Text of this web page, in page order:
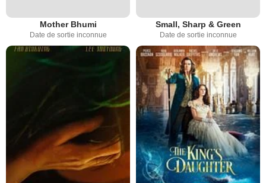
Mother Bhumi
Date de sortie inconnue
Small, Sharp & Green
Date de sortie inconnue